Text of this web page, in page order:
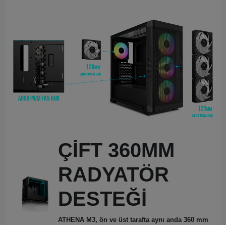
ÇİFT 360MM
RADYATÖR
DESTEĞİ
ATHENA M3, ön ve üst tarafta aynı anda 360 mm